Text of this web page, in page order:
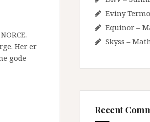
Her er
gode
Eviny
Equinor –
Skyss –
Recent